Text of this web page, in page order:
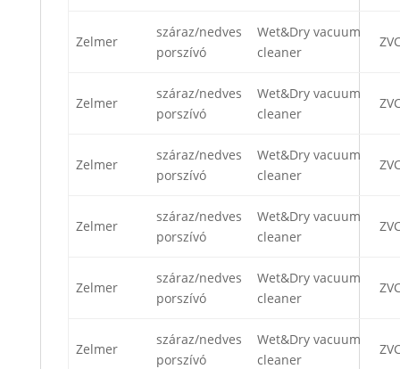
Zelmer
száraz/nedves
porszívó
Wet&Dry vacuum
cleaner
Zelmer
száraz/nedves
porszívó
Wet&Dry vacuum
cleaner
Zelmer
száraz/nedves
porszívó
Wet&Dry vacuum
cleaner
Zelmer
száraz/nedves
porszívó
Wet&Dry vacuum
cleaner
Zelmer
száraz/nedves
porszívó
Wet&Dry vacuum
cleaner
Zelmer
száraz/nedves
porszívó
Wet&Dry vacuum
cleaner